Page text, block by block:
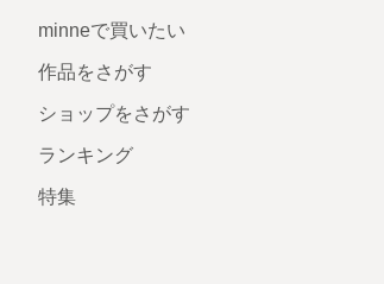
minneで買いたい
作品をさがす
ショップをさがす
ランキング
特集